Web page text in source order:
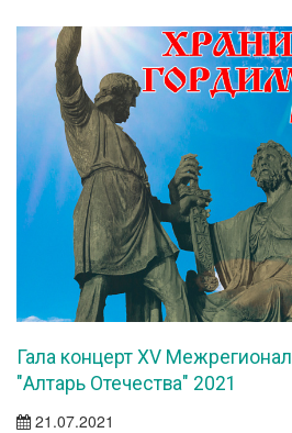
Гала концерт XV
"Алтарь Отечества" 2021
21.07.2021